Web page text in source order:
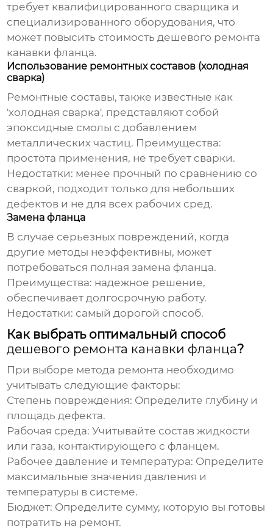
требует квалифицированного сварщика и
специализированного оборудования, что
может повысить стоимостьдешевого ремонта
канавки фланца.
Использование ремонтных составов (холодная
сварка)
Ремонтные составы, также известные как
'холодная сварка', представляют собой
эпоксидные смолы с добавлением
металлических частиц. Преимущества:
простота применения, не требует сварки.
Недостатки: менее прочный по сравнению со
сваркой, подходит только для небольших
дефектов и не для всех рабочих сред.
Замена фланца
В случае серьезных повреждений, когда
другие методы неэффективны, может
потребоваться полная замена фланца.
Преимущества: надежное решение,
обеспечивает долгосрочную работу.
Недостатки: самый дорогой способ.
Как выбрать оптимальный способ
дешевого ремонта канавки фланца?
При выборе метода ремонта необходимо
учитывать следующие факторы:
Степень повреждения: Определите глубину и
площадь дефекта.
Рабочая среда: Учитывайте состав жидкости
или газа, контактирующего с фланцем.
Рабочее давление и температура: Определите
максимальные значения давления и
температуры в системе.
Бюджет: Определите сумму, которую вы готовы
потратить на ремонт.